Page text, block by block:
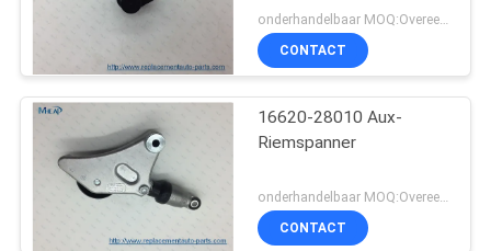
CONTACT
16620-28010 Aux-
Riemspanner
onderhandelbaar MOQ:Overeen te komen
CONTACT